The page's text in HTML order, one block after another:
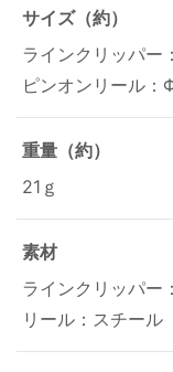
サイズ（約）
ラインクリッパ
ピンオンリール
重量（約）
21ｇ
素材
ラインクリッパー
リール：スチール